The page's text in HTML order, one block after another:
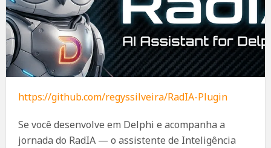
https://github.com/regyssilveira/RadIA-Plugin
Se você desenvolve em Delphi e acompanha a
jornada do RadIA — o assistente de Inteligência